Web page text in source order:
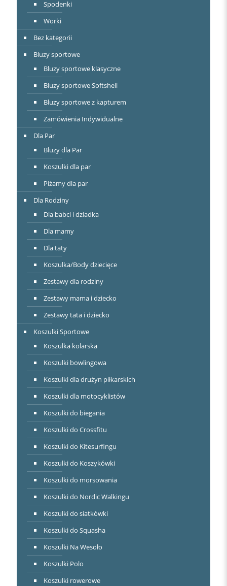
Spodenki
Worki
Bez kategorii
Bluzy sportowe
Bluzy sportowe klasyczne
Bluzy sportowe Softshell
Bluzy sportowe z kapturem
Zamówienia Indywidualne
Dla Par
Bluzy dla Par
Koszulki dla par
Piżamy dla par
Dla Rodziny
Dla babci i dziadka
Dla mamy
Dla taty
Koszulka/Body dziecięce
Zestawy dla rodziny
Zestawy mama i dziecko
Zestawy tata i dziecko
Koszulki Sportowe
Koszulka kolarska
Koszulki bowlingowa
Koszulki dla drużyn piłkarskich
Koszulki dla motocyklistów
Koszulki do biegania
Koszulki do Crossfitu
Koszulki do Kitesurfingu
Koszulki do Koszykówki
Koszulki do morsowania
Koszulki do Nordic Walkingu
Koszulki do siatkówki
Koszulki do Squasha
Koszulki Na Wesoło
Koszulki Polo
Koszulki rowerowe